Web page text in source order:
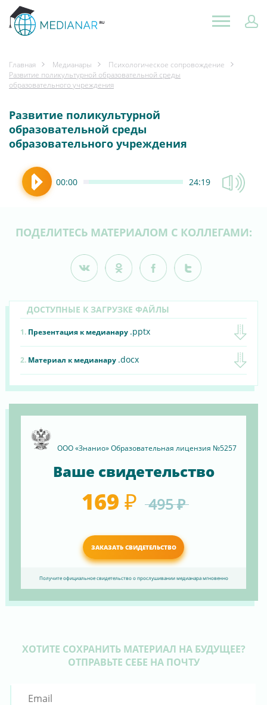
Главная Медианары
Психологическое сопровождение
Развитие поликультурной образовательной среды
образовательного учреждения
Развитие поликультурной
образовательной среды
образовательного учреждения
00:00 24:19
ПОДЕЛИТЕСЬ МАТЕРИАЛОМ С КОЛЛЕГАМИ:
ДОСТУПНЫЕ К ЗАГРУЗКЕ ФАЙЛЫ
1. Презентация к медианару .pptx
2. Материал к медианару .docx
ООО «Знанио» Образовательная лицензия №5257
Ваше свидетельство
169 ₽ 495 ₽
ЗАКАЗАТЬ СВИДЕТЕЛЬСТВО
Получите официальное свидетельство о прослушивании медианара мгновенно
ХОТИТЕ СОХРАНИТЬ МАТЕРИАЛ НА БУДУЩЕЕ?
ОТПРАВЬТЕ СЕБЕ НА ПОЧТУ